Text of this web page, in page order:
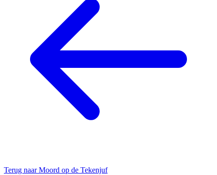
Terug naarMoord op de Tekenjuf